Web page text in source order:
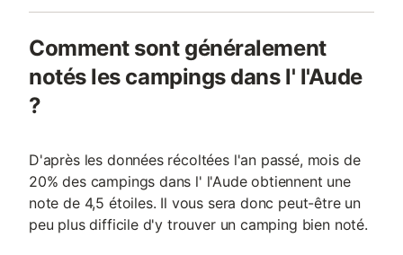
Comment sont généralement
notés les campings dans l' l'Aude
?
D'après les données récoltées l'an passé, mois de
20% des campings dans l' l'Aude obtiennent une
note de 4,5 étoiles. Il vous sera donc peut-être un
peu plus difficile d'y trouver un camping bien noté.